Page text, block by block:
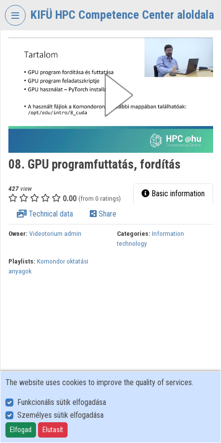
Skip header Skip menu
KIFÜ HPC Competence Center aloldala
COMPETENCE
CENTER
Organization home
Organization discovery
Categories
Organization playlists
Organizations
08. GPU programfuttatás, fordítás
427 view
0.00 (from 0 ratings) Basic information
Technical data Share
Owner: Videotorium admin Categories: Information
technology
Playlists: Komondor oktatási
anyagok
User Policy
Adatkezelési tájékoztató (en)
Cookie Policy
The website uses cookies to improve the quality of services.
Funkcionális sütik elfogadása
Személyes sütik elfogadása
Elfogad Elutasít